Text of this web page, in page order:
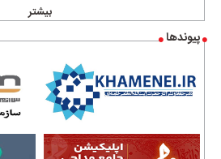
بیشتر
پیوندها